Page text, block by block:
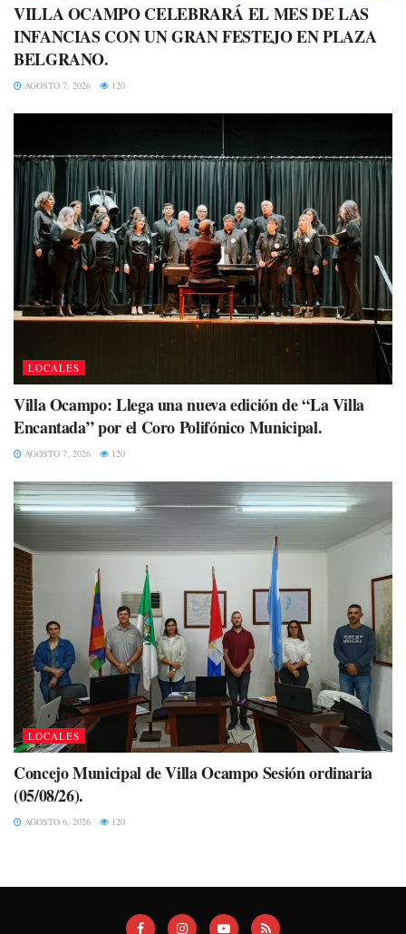
VILLA OCAMPO CELEBRARÁ EL MES DE LAS
INFANCIAS CON UN GRAN FESTEJO EN PLAZA
BELGRANO.
AGOSTO 7, 2026 120
LOCALES
Villa Ocampo: Llega una nueva edición de “La Villa
Encantada” por el Coro Polifónico Municipal.
AGOSTO 7, 2026 120
LOCALES
Concejo Municipal de Villa Ocampo Sesión ordinaria
(05/08/26).
AGOSTO 6, 2026 120